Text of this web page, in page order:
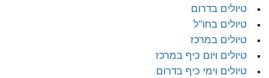
טיולים בדרום
טיולים בחו"ל
טיולים במרכז
טיולים ויום כיף במרכז
טיולים וימי כיף בדרום